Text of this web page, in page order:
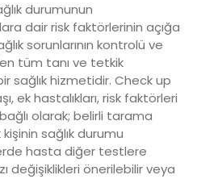
durumunun
dair risk faktörlerinin açığa
sorunlarının kontrolü ve
tüm tanı ve tetkik
sağlık hizmetidir. Check up
ek hastalıkları, risk faktörleri
olarak; belirli tarama
sağlık durumu
hasta diğer testlere
değişiklikleri önerilebilir veya